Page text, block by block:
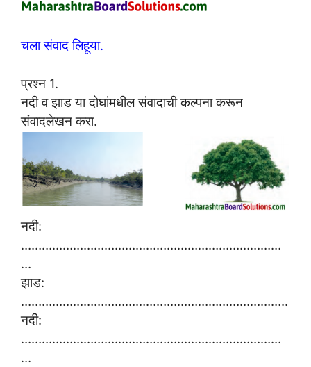
चला संवाद लिहूया.
प्रश्न 1.
नदी व झाड या दोघांमधील संवादाची कल्पना करून
संवादलेखन करा.
नदी:
…………………………………………………………………
…
झाड:
…………………………………………………………………..
नदी:
…………………………………………………………………
…